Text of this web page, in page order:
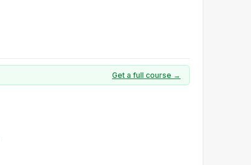
Get a full course →